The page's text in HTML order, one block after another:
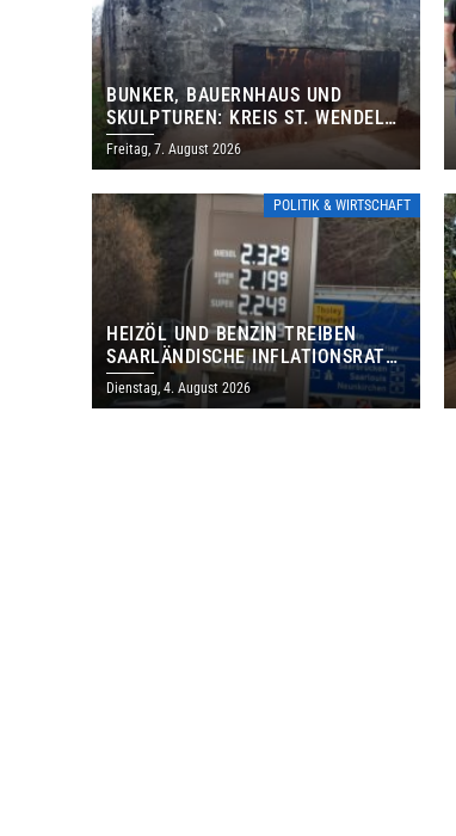
BUNKER, BAUERNHAUS UND
SKULPTUREN: KREIS ST. WENDEL
LÄDT ZUM TAG DES OFFENEN
DENKMALS EIN
Freitag, 7. August 2026
POLITIK & WIRTSCHAFT
HEIZÖL UND BENZIN TREIBEN
SAARLÄNDISCHE INFLATIONSRATE
IM JULI AUF 3,2 PROZENT
Dienstag, 4. August 2026